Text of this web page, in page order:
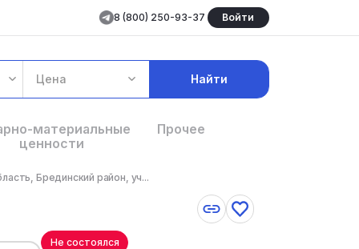
8 (800) 250-93-37 Войти
Цена Найти
материальные
ценности
Прочее
Брединский район, уч...
Не состоялся